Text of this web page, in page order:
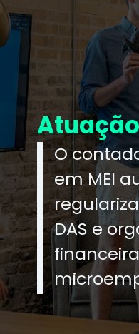
O
em MEI
DAS e